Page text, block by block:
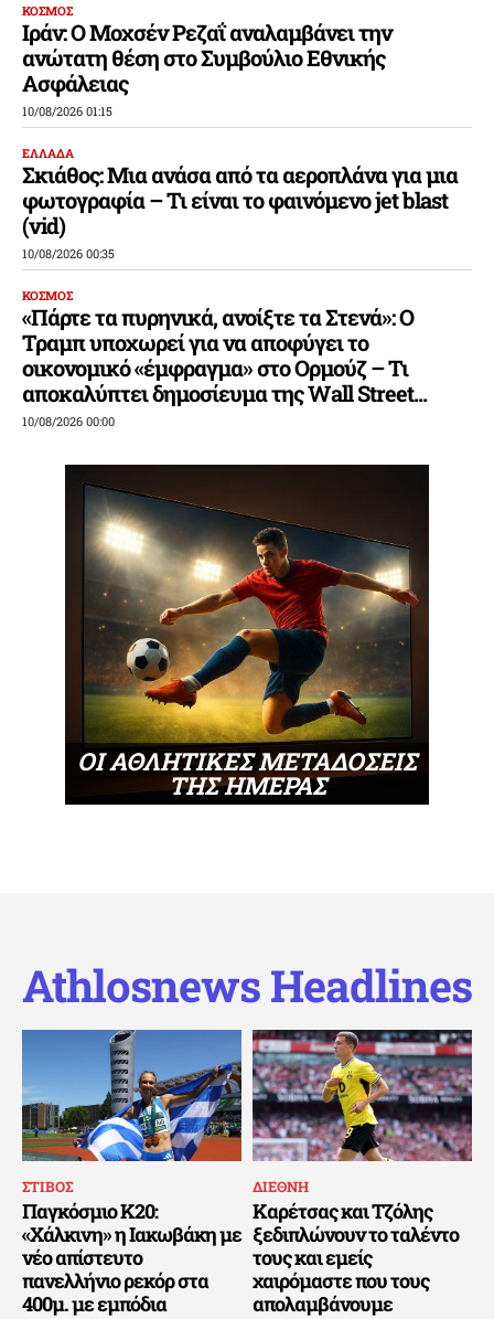
ΚΟΣΜΟΣ
Ιράν: Ο Μοχσέν Ρεζαΐ αναλαμβάνει την
ανώτατη θέση στο Συμβούλιο Εθνικής
Ασφάλειας
10/08/2026 01:15
ΕΛΛΑΔΑ
Σκιάθος: Μια ανάσα από τα αεροπλάνα για μια
φωτογραφία – Τι είναι το φαινόμενο jet blast
(vid)
10/08/2026 00:35
ΚΟΣΜΟΣ
«Πάρτε τα πυρηνικά, ανοίξτε τα Στενά»: Ο
Τραμπ υποχωρεί για να αποφύγει το
οικονομικό «έμφραγμα» στο Ορμούζ – Τι
αποκαλύπτει δημοσίευμα της Wall Street...
10/08/2026 00:00
ΟΙ ΑΘΛΗΤΙΚΕΣ ΜΕΤΑΔΟΣΕΙΣ
ΤΗΣ ΗΜΕΡΑΣ
Athlosnews Headlines
ΣΤΙΒΟΣ
Παγκόσμιο Κ20:
«Χάλκινη» η Ιακωβάκη με
νέο απίστευτο
πανελλήνιο ρεκόρ στα
400μ. με εμπόδια
ΔΙΕΘΝΗ
Καρέτσας και Τζόλης
ξεδιπλώνουν το ταλέντο
τους και εμείς
χαιρόμαστε που τους
απολαμβάνουμε